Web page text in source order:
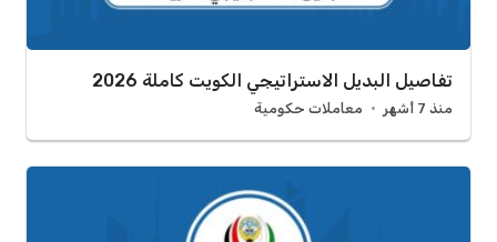
تفاصيل البديل الاستراتيجي الكويت كاملة 2026
منذ 7 أشهر معاملات حكومية